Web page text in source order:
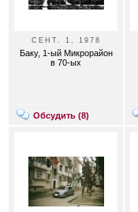
СЕНТ. 1, 1978
Баку, 1-ый Микрорайон
в 70-ых
Обсудить (8)